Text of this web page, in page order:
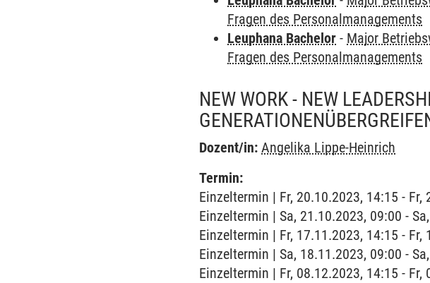
Fragen des Personalmanagements
Leuphana Bachelor - Major
Fragen des Personalmanagements
NEW WORK - NEW
Dozent/in: Angelika Lippe-Heinrich
Termin:
Einzeltermin | Fr, 20.10.2023, 14:15 -
Einzeltermin | Sa, 21.10.2023, 09:00 -
Einzeltermin | Fr, 17.11.2023, 14:15 -
Einzeltermin | Sa, 18.11.2023, 09:00 -
Einzeltermin | Fr, 08.12.2023, 14:15 -